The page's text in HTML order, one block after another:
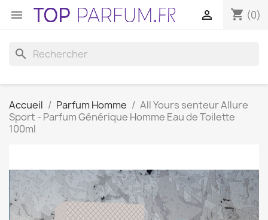
 shopping_cart (0)

search
Accueil Parfum Homme
All Yours senteur Allure
Sport - Parfum Générique Homme Eau de Toilette
100ml